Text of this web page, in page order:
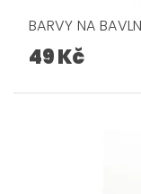
BARVY NA
49 Kč